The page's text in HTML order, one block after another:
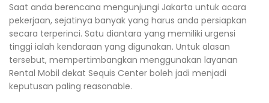
Saat anda berencana mengunjungi Jakarta untuk acara
pekerjaan, sejatinya banyak yang harus anda persiapkan
secara terperinci. Satu diantara yang memiliki urgensi
tinggi ialah kendaraan yang digunakan. Untuk alasan
tersebut, mempertimbangkan menggunakan layanan
Rental Mobil dekat Sequis Center boleh jadi menjadi
keputusan paling reasonable.